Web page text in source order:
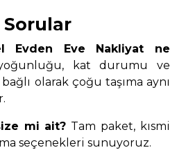
Sorular
Evden Eve Nakliyat ne
kat durumu ve
olarak çoğu taşıma aynı
mi ait? Tam paket, kısmi
seçenekleri sunuyoruz.